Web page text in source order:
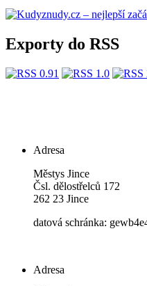
Exporty do RSS
Adresa
Městys Jince
Čsl. dělostřelců 172
262 23 Jince
datová schránka:
Adresa